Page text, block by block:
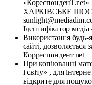
«КореспонденТ.net»
ХАРКІВСЬКЕ ШОСЕ,
Ідентифікатор
Використання будь-
сайті,
Корреспондент.net.
При копіюванні
і світу» , для
відкрите для